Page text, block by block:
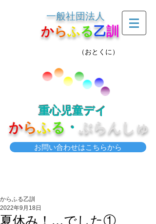
一般社団法人
からふる乙訓
（おとくに）
重心児童デイ
からふる ・ ぶらんしゅ
お問い合わせはこちらから
夏休み！…でした①
からふる乙訓
2022年9月18日